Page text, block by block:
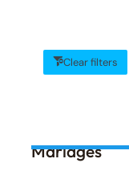
Clear filters
Mariages